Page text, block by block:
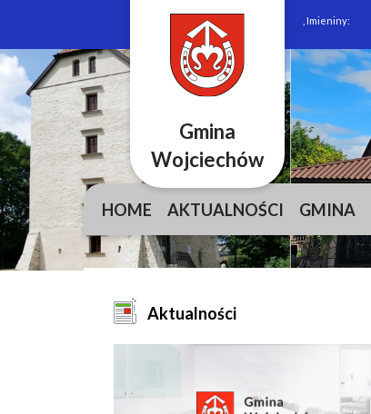
Gmina
Wojciechów
, Imieniny:
HOME AKTUALNOŚCI GMINA
Aktualności